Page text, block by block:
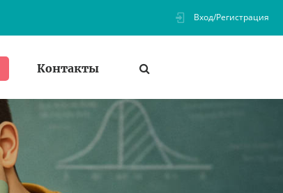
Вход/Регистрация
Контакты